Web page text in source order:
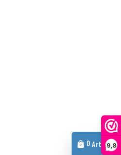
9,8
0Artículo